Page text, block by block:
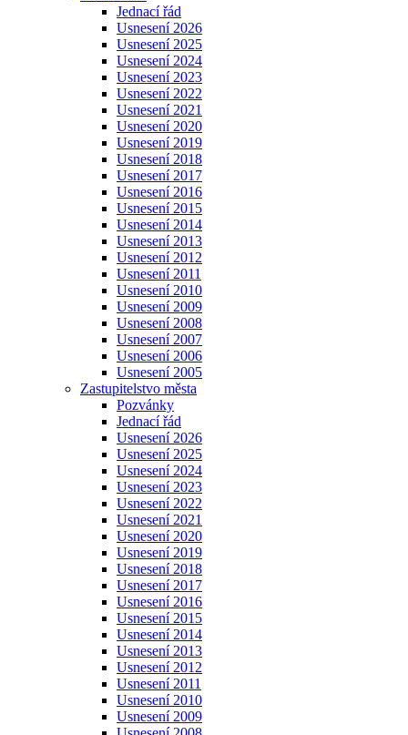
Jednací řád
Usnesení 2026
Usnesení 2025
Usnesení 2024
Usnesení 2023
Usnesení 2022
Usnesení 2021
Usnesení 2020
Usnesení 2019
Usnesení 2018
Usnesení 2017
Usnesení 2016
Usnesení 2015
Usnesení 2014
Usnesení 2013
Usnesení 2012
Usnesení 2011
Usnesení 2010
Usnesení 2009
Usnesení 2008
Usnesení 2007
Usnesení 2006
Usnesení 2005
Zastupitelstvo města
Pozvánky
Jednací řád
Usnesení 2026
Usnesení 2025
Usnesení 2024
Usnesení 2023
Usnesení 2022
Usnesení 2021
Usnesení 2020
Usnesení 2019
Usnesení 2018
Usnesení 2017
Usnesení 2016
Usnesení 2015
Usnesení 2014
Usnesení 2013
Usnesení 2012
Usnesení 2011
Usnesení 2010
Usnesení 2009